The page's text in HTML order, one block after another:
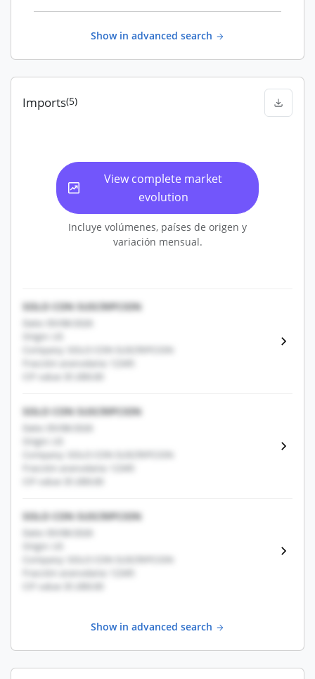
Show in advanced search
Imports(5)
View complete market
evolution
Incluye volúmenes, países de origen y
variación mensual.
SOLO CON SUSCRIPCION
Date: 05/08/2026
Origin: US
Company: SOLO CON SUSCRIPCION
Fracción arancelaria: 12345
CIF value: $1,000.00
SOLO CON SUSCRIPCION
Date: 05/08/2026
Origin: US
Company: SOLO CON SUSCRIPCION
Fracción arancelaria: 12345
CIF value: $1,000.00
SOLO CON SUSCRIPCION
Date: 05/08/2026
Origin: US
Company: SOLO CON SUSCRIPCION
Fracción arancelaria: 12345
CIF value: $1,000.00
Show in advanced search